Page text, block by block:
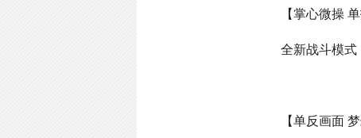
【掌心微操
全新战斗模
【单反画面